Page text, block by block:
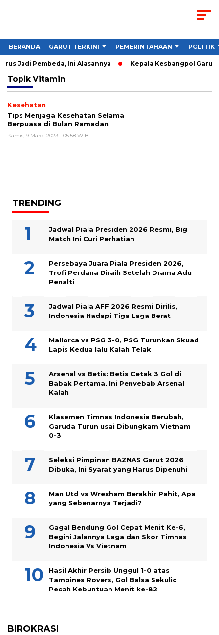
BERANDA GARUT TERKINI PEMERINTAHAAN POLITIK
Jadi Pembeda, Ini Alasannya Kepala Kesbangpol Garut
Topik Vitamin
Kesehatan
Tips Menjaga Kesehatan Selama
Berpuasa di Bulan Ramadan
Kamis, 9 Maret 2023 - 05:58 WIB
TRENDING
Jadwal Piala Presiden 2026 Resmi, Big
Match Ini Curi Perhatian
Persebaya Juara Piala Presiden 2026,
Trofi Perdana Diraih Setelah Drama Adu
Penalti
Jadwal Piala AFF 2026 Resmi Dirilis,
Indonesia Hadapi Tiga Laga Berat
Mallorca vs PSG 3-0, PSG Turunkan Skuad
Lapis Kedua lalu Kalah Telak
Arsenal vs Betis: Betis Cetak 3 Gol di
Babak Pertama, Ini Penyebab Arsenal
Kalah
Klasemen Timnas Indonesia Berubah,
Garuda Turun usai Dibungkam Vietnam
0-3
Seleksi Pimpinan BAZNAS Garut 2026
Dibuka, Ini Syarat yang Harus Dipenuhi
Man Utd vs Wrexham Berakhir Pahit, Apa
yang Sebenarnya Terjadi?
Gagal Bendung Gol Cepat Menit Ke-6,
Begini Jalannya Laga dan Skor Timnas
Indonesia Vs Vietnam
Hasil Akhir Persib Unggul 1-0 atas
Tampines Rovers, Gol Balsa Sekulic
Pecah Kebuntuan Menit ke-82
BIROKRASI